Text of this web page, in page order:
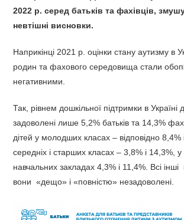
2022 р. серед батьків та фахівців,
невтішні висновки.
Наприкінці 2021 р. оцінки стану аутизму в
родин та фахового середовища стали
негативними.
Так, рівнем дошкільної підтримки в Україні
задоволені лише 5,2% батьків та 14,3%
дітей у молодших класах – відповідно 8,4%
середніх і старших класах – 3,8% і 14,3%,
навчальних закладах 4,3% і 11,4%. Всі інші
вони «дещо» і «повністю» незадоволені.